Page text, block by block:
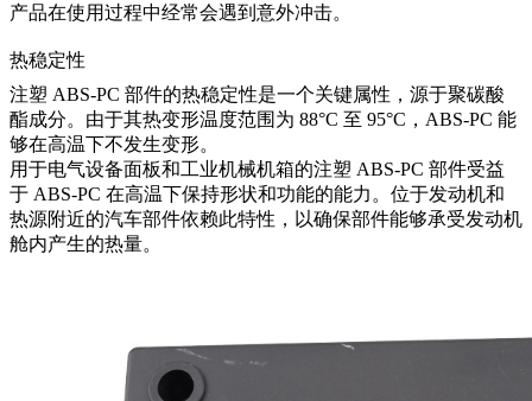
产品在使用过程中经常会遇到意外冲击。
热稳定性
注塑 ABS-PC 部件的热稳定性是一个关键属性，源于聚碳酸
酯成分。由于其热变形温度范围为 88°C 至 95°C，ABS-PC 能
够在高温下不发生变形。
用于电气设备面板和工业机械机箱的注塑 ABS-PC 部件受益
于 ABS-PC 在高温下保持形状和功能的能力。位于发动机和
热源附近的汽车部件依赖此特性，以确保部件能够承受发动机
舱内产生的热量。